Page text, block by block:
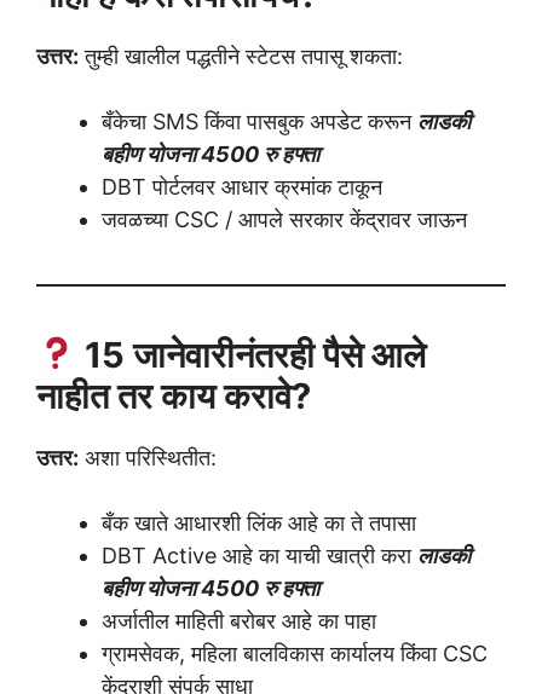
उत्तर: तुम्ही खालील पद्धतीने स्टेटस तपासू शकता:
बँकेचा SMS किंवा पासबुक अपडेट करून लाडकी
बहीण योजना 4500 रु हफ्ता
DBT पोर्टलवर आधार क्रमांक टाकून
जवळच्या CSC / आपले सरकार केंद्रावर जाऊन
15 जानेवारीनंतरही पैसे आले
नाहीत तर काय करावे?
उत्तर: अशा परिस्थितीत:
बँक खाते आधारशी लिंक आहे का ते तपासा
DBT Active आहे का याची खात्री करा लाडकी
बहीण योजना 4500 रु हफ्ता
अर्जातील माहिती बरोबर आहे का पाहा
ग्रामसेवक, महिला बालविकास कार्यालय किंवा CSC
केंद्राशी संपर्क साधा